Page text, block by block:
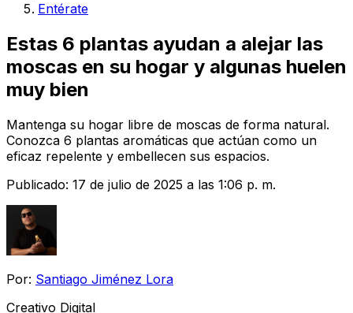
Entérate
Estas 6 plantas ayudan a alejar las
moscas en su hogar y algunas huelen
muy bien
Mantenga su hogar libre de moscas de forma natural.
Conozca 6 plantas aromáticas que actúan como un
eficaz repelente y embellecen sus espacios.
Publicado: 17 de julio de 2025 a las 1:06 p. m.
Por: Santiago Jiménez Lora
Creativo Digital